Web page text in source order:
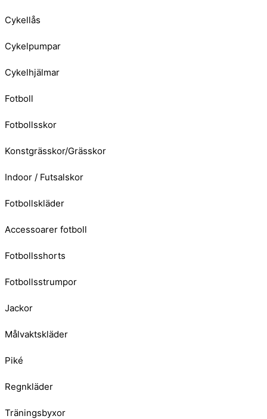
Cykellås
Cykelpumpar
Cykelhjälmar
Fotboll
Fotbollsskor
Konstgrässkor/Grässkor
Indoor / Futsalskor
Fotbollskläder
Accessoarer fotboll
Fotbollsshorts
Fotbollsstrumpor
Jackor
Målvaktskläder
Piké
Regnkläder
Träningsbyxor